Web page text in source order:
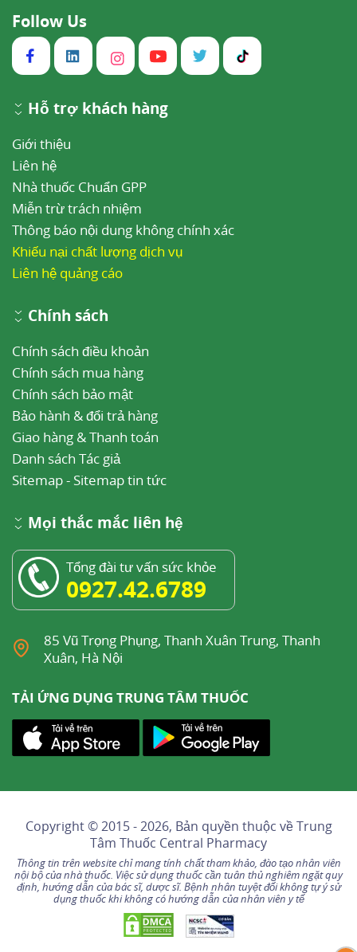
Follow Us
Hỗ trợ khách hàng
Giới thiệu
Liên hệ
Nhà thuốc Chuẩn GPP
Miễn trừ trách nhiệm
Thông báo nội dung không chính xác
Khiếu nại chất lượng dịch vụ
Liên hệ quảng cáo
Chính sách
Chính sách điều khoản
Chính sách mua hàng
Chính sách bảo mật
Bảo hành & đổi trả hàng
Giao hàng & Thanh toán
Danh sách Tác giả
Sitemap- Sitemap tin tức
Mọi thắc mắc liên hệ
Tổng đài tư vấn sức khỏe
0927.42.6789
85 Vũ Trọng Phụng, Thanh Xuân Trung, Thanh
Xuân, Hà Nội
TẢI ỨNG DỤNG TRUNG TÂM THUỐC
Copyright © 2015 - 2026, Bản quyền thuộc vềTrung
Tâm Thuốc Central Pharmacy
Thông tin trên website chỉ mang tính chất tham khảo, đào tạo nhân viên
nội bộ của nhà thuốc. Việc sử dụng thuốc cần tuân thủ nghiêm ngặt quy
định, hướng dẫn của bác sĩ, dược sĩ. Bệnh nhân tuyệt đối không tự ý sử
dụng thuốc khi không có hướng dẫn của nhân viên y tế